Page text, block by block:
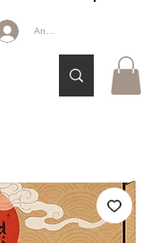
Anmelden